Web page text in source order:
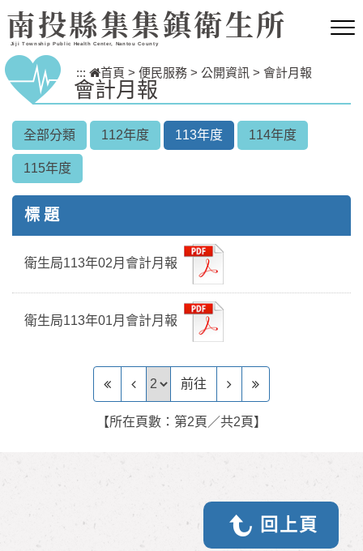
跳到主要內容區塊
南投縣集集鎮衛生所
Jiji Township Public Health Center, Nantou County
::: 首頁 > 便民服務 > 公開資訊 > 會計月報
會計月報
全部分類 112年度 113年度 114年度
115年度
標 題
衛生局113年02月會計月報
衛生局113年01月會計月報
前往頁前往
【所在頁數：第2頁／共2頁】
回上頁